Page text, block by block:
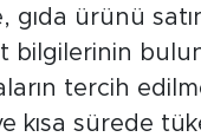
gıda ürünü
bilgilerinin
tercih
kısa sürede